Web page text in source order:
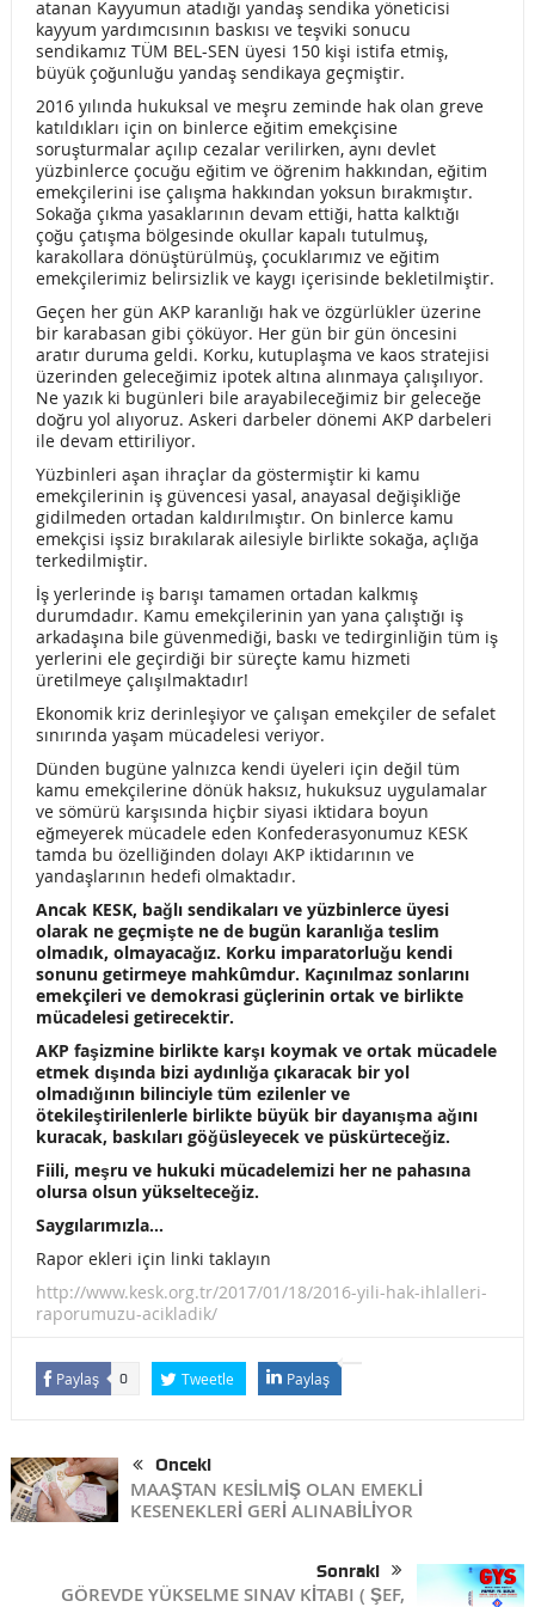
667 SAYILI KHK DEĞERLENDİRMESİ!
NE ASKERİ NE SİVİL DARBE,NE OLAĞANÜSTÜ HAL! ACİL
DEMOKRASİ
SANAT KURUMLARINDAKİ EMEKÇİLEİRİN DİKKATİNE
TERÖRÜ LANETLİYORUZ!
MÜZE ve ÖREN YERLERİNİN KİRALANMASI ‘YASAYA AYKIRI’
TEŞVİK & İKRAMİYE 15-16 HAZİRAN 1970 OLAYLARI!
ORLANDO KATLİAMINI ve İŞİD VAHŞETİNİ KINIYORUZ!
HABER SEN:TRT,İŞİD’İN SESİ OLDU ! ACI KAYBIMIZ…
AKP HÜKUMETİ FİİLİ ve HUKUKİ MÜCADELEMİZ
KARŞISINDA GERİ ADIM ATMAK ZORUNDA KALDI
KINIYORUZ! ”YARIM AKLINIZA” BİAT ETMEYECEĞİZ!
DEVLET TİYATROLARI BÜROKRATLARI MECLİS
GÜNDEMİNDE
TMMOB’A YÖNELİK İNTİKAMCI SALDIRIYI KINIYORUZ!
BU DAHA BAŞLANGIÇ MÜCADELEYE DEVAM!
28 MAYIS BÖLGE MİTİNGİNDE GENEL BAŞKANIN
KONUŞMASI!
28-29 MAYIS’TA, 81İL 9 BÖLGEDEKİ MİTİNG PROGRAMI!
7 ŞUBAT-7 MAYIS KAMU DA HAK İHLALLERİ RAPORUNU
AÇIKLADIK!
CABLE VE TARTUS KATLİAMINI KINIYORUZ !
İSTEMİYORUZ
İSTİSMARI EVLİLİK KURUMU ALTINDA AKLADIĞINIZ
RAPORU KABUL ETMİYORUZ!
SOMADA KAYBETTİĞİMİZ MADENCİLERİ SAYGI İLE
ANIYORUZ
MEMUR SEN TİS KARARLARINA BİLE SAHİP ÇIKAMADI!
ARTIRIYOR !
YAŞASIN 1 MAYIS! BİRLİK, MÜCADELE, DAYANIŞMA!
atanan Kayyumun atadığı yandaş sendika yöneticisi
kayyum yardımcısının baskısı ve teşviki sonucu
sendikamız TÜM BEL-SEN üyesi 150 kişi istifa etmiş,
büyük çoğunluğu yandaş sendikaya geçmiştir.
2016 yılında hukuksal ve meşru zeminde hak olan greve
katıldıkları için on binlerce eğitim emekçisine
soruşturmalar açılıp cezalar verilirken, aynı devlet
yüzbinlerce çocuğu eğitim ve öğrenim hakkından, eğitim
emekçilerini ise çalışma hakkından yoksun bırakmıştır.
Sokağa çıkma yasaklarının devam ettiği, hatta kalktığı
çoğu çatışma bölgesinde okullar kapalı tutulmuş,
karakollara dönüştürülmüş, çocuklarımız ve eğitim
emekçilerimiz belirsizlik ve kaygı içerisinde bekletilmiştir.
Geçen her gün AKP karanlığı hak ve özgürlükler üzerine
bir karabasan gibi çöküyor. Her gün bir gün öncesini
aratır duruma geldi. Korku, kutuplaşma ve kaos stratejisi
üzerinden geleceğimiz ipotek altına alınmaya çalışılıyor.
Ne yazık ki bugünleri bile arayabileceğimiz bir geleceğe
doğru yol alıyoruz. Askeri darbeler dönemi AKP darbeleri
ile devam ettiriliyor.
Yüzbinleri aşan ihraçlar da göstermiştir ki kamu
emekçilerinin iş güvencesi yasal, anayasal değişikliğe
gidilmeden ortadan kaldırılmıştır. On binlerce kamu
emekçisi işsiz bırakılarak ailesiyle birlikte sokağa, açlığa
terkedilmiştir.
İş yerlerinde iş barışı tamamen ortadan kalkmış
durumdadır. Kamu emekçilerinin yan yana çalıştığı iş
arkadaşına bile güvenmediği, baskı ve tedirginliğin tüm iş
yerlerini ele geçirdiği bir süreçte kamu hizmeti
üretilmeye çalışılmaktadır!
Ekonomik kriz derinleşiyor ve çalışan emekçiler de sefalet
sınırında yaşam mücadelesi veriyor.
Dünden bugüne yalnızca kendi üyeleri için değil tüm
kamu emekçilerine dönük haksız, hukuksuz uygulamalar
ve sömürü karşısında hiçbir siyasi iktidara boyun
eğmeyerek mücadele eden Konfederasyonumuz KESK
tamda bu özelliğinden dolayı AKP iktidarının ve
yandaşlarının hedefi olmaktadır.
Ancak KESK, bağlı sendikaları ve yüzbinlerce üyesi
olarak ne geçmişte ne de bugün karanlığa teslim
olmadık, olmayacağız. Korku imparatorluğu kendi
sonunu getirmeye mahkûmdur. Kaçınılmaz sonlarını
emekçileri ve demokrasi güçlerinin ortak ve birlikte
mücadelesi getirecektir.
AKP faşizmine birlikte karşı koymak ve ortak mücadele
etmek dışında bizi aydınlığa çıkaracak bir yol
olmadığının bilinciyle tüm ezilenler ve
ötekileştirilenlerle birlikte büyük bir dayanışma ağını
kuracak, baskıları göğüsleyecek ve püskürteceğiz.
Fiili, meşru ve hukuki mücadelemizi her ne pahasına
olursa olsun yükselteceğiz.
Saygılarımızla…
Rapor ekleri için linki taklayın
http://www.kesk.org.tr/2017/01/18/2016-yili-hak-ihlalleri-
raporumuzu-acikladik/
Paylaş 0 Tweetle Paylaş
Önceki
MAAŞTAN KESİLMİŞ OLAN EMEKLİ
KESENEKLERİ GERİ ALINABİLİYOR
Sonraki
GÖREVDE YÜKSELME SINAV KİTABI ( ŞEF,